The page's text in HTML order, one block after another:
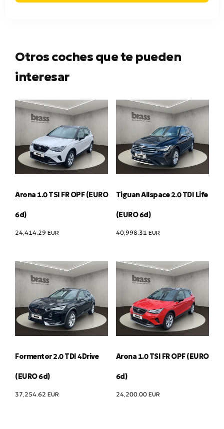
Otros coches que te pueden
interesar
Arona 1.0 TSI FR OPF (EURO
6d)
24,414.29 EUR
Tiguan Allspace 2.0 TDI Life
(EURO 6d)
40,998.31 EUR
Formentor 2.0 TDI 4Drive
(EURO 6d)
37,254.62 EUR
Arona 1.0 TSI FR OPF (EURO
6d)
24,200.00 EUR